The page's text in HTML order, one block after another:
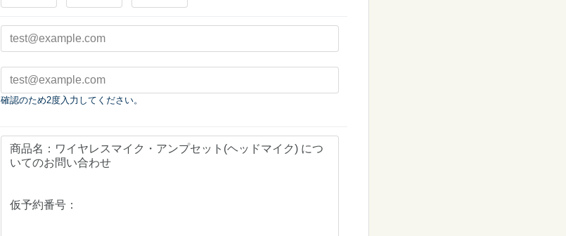
確認のため2度入力してください。